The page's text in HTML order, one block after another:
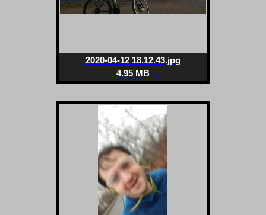
2020-04-12 18.12.43.jpg
4.95 MB